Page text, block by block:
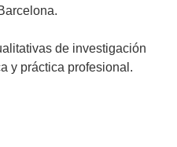
de investigación
y práctica profesional.